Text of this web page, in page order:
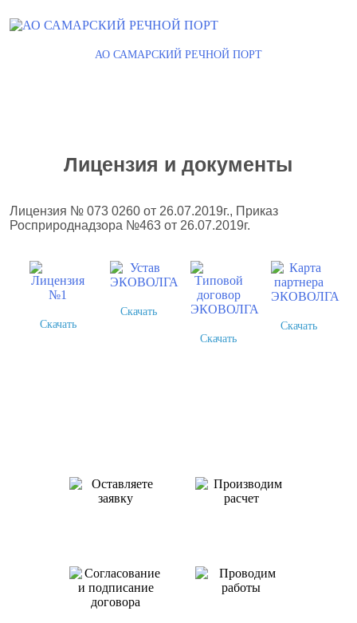
АО САМАРСКИЙ РЕЧНОЙ ПОРТ
Лицензия и документы
Лицензия № 073 0260 от 26.07.2019г., Приказ
Росприроднадзора №463 от 26.07.2019г.
Скачать
Скачать
Скачать
Скачать